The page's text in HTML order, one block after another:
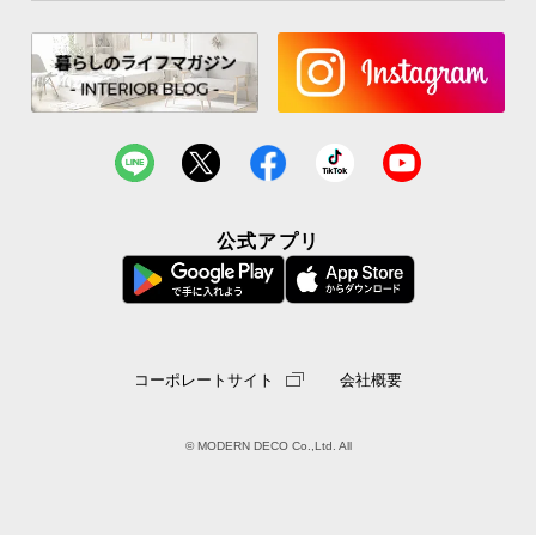
公式アプリ
コーポレートサイト 会社概要
© MODERN DECO Co.,Ltd. All